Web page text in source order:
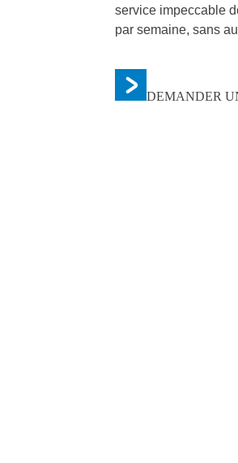
service impeccable
par semaine, sans
DEMANDER